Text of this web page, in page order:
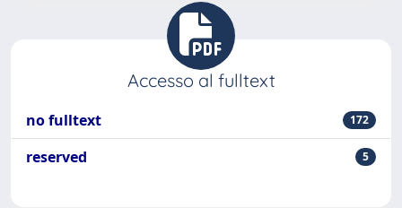
Accesso al fulltext
no fulltext 172
reserved 5